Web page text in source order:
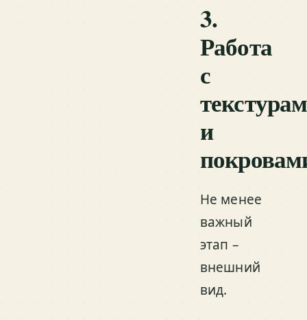
3.
Работа
с
и
Не менее
важный
этап –
внешний
вид.